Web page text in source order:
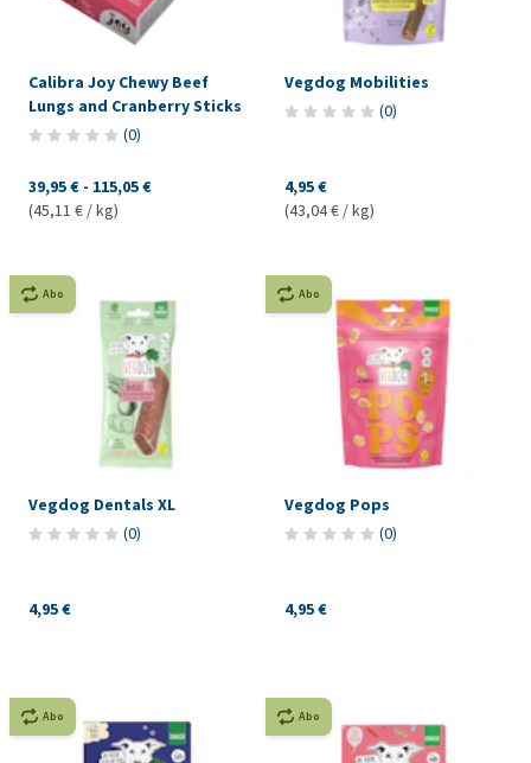
Calibra Joy Chewy Beef
Lungs and Cranberry Sticks
(0)
39,95 € - 115,05 €
(45,11 € / kg)
Vegdog Mobilities
(0)
4,95 €
(43,04 € / kg)
Abo
Vegdog Dentals XL
(0)
4,95 €
Abo
Vegdog Pops
(0)
4,95 €
Abo Abo